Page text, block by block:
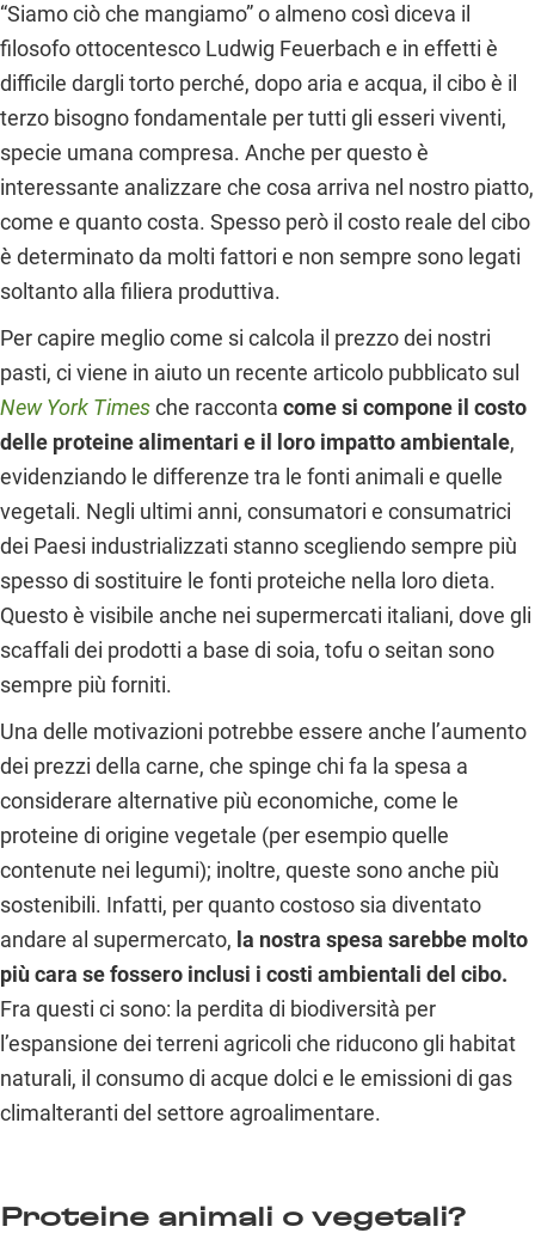
“Siamo ciò che mangiamo” o almeno così diceva il
filosofo ottocentesco Ludwig Feuerbach e in effetti è
difficile dargli torto perché, dopo aria e acqua, il cibo è il
terzo bisogno fondamentale per tutti gli esseri viventi,
specie umana compresa. Anche per questo è
interessante analizzare che cosa arriva nel nostro piatto,
come e quanto costa. Spesso però il costo reale del cibo
è determinato da molti fattori e non sempre sono legati
soltanto alla filiera produttiva.
Per capire meglio come si calcola il prezzo dei nostri
pasti, ci viene in aiuto un recente articolo pubblicato sul
New York Timesche racconta come si compone il costo
delle proteine alimentari e il loro impatto ambientale,
evidenziando le differenze tra le fonti animali e quelle
vegetali. Negli ultimi anni, consumatori e consumatrici
dei Paesi industrializzati stanno scegliendo sempre più
spesso di sostituire le fonti proteiche nella loro dieta.
Questo è visibile anche nei supermercati italiani, dove gli
scaffali dei prodotti a base di soia, tofu o seitan sono
sempre più forniti.
Una delle motivazioni potrebbe essere anche l’aumento
dei prezzi della carne, che spinge chi fa la spesa a
considerare alternative più economiche, come le
proteine di origine vegetale (per esempio quelle
contenute nei legumi); inoltre, queste sono anche più
sostenibili. Infatti, per quanto costoso sia diventato
andare al supermercato, la nostra spesa sarebbe molto
più cara se fossero inclusi i costi ambientali del cibo.
Fra questi ci sono: la perdita di biodiversità per
l’espansione dei terreni agricoli che riducono gli habitat
naturali, il consumo di acque dolci e le emissioni di gas
climalteranti del settore agroalimentare.
Proteine animali o vegetali?